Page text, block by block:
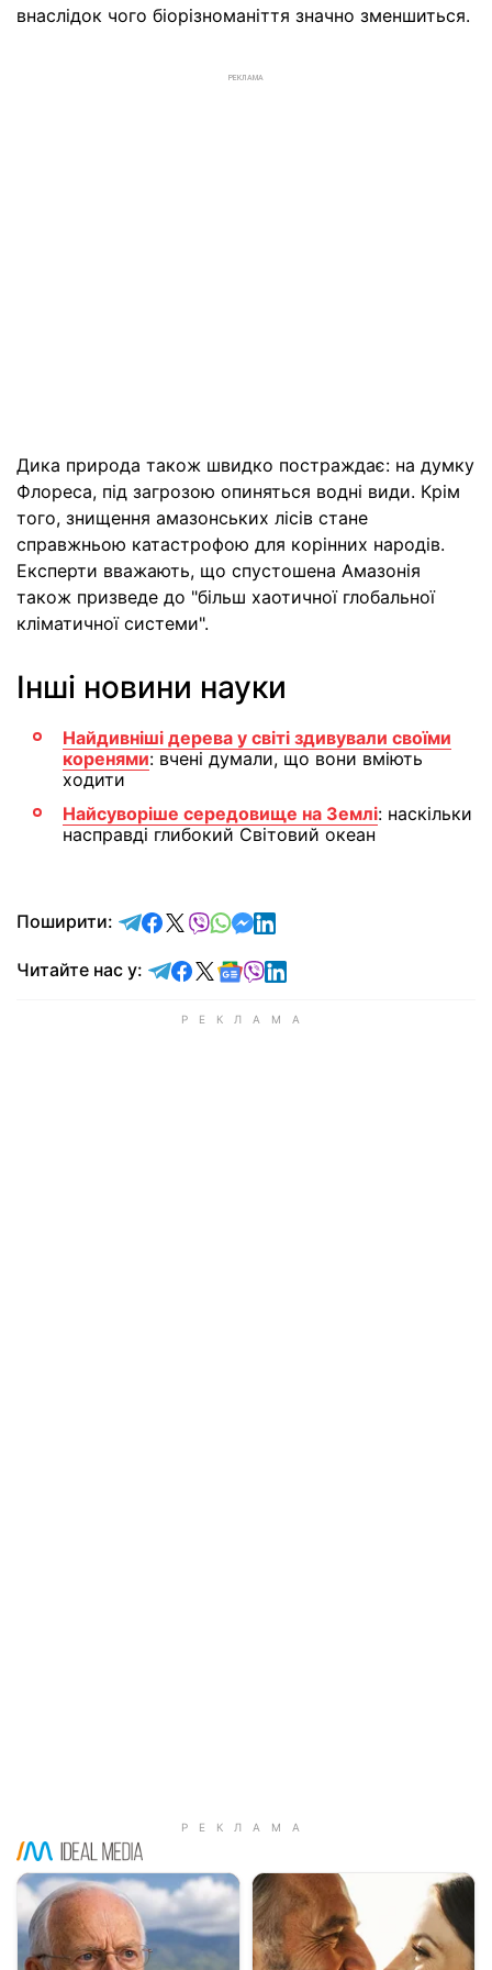
внаслідок чого біорізноманіття значно зменшиться.
РЕКЛАМА
Дика природа також швидко постраждає: на думку
Флореса, під загрозою опиняться водні види. Крім
того, знищення амазонських лісів стане
справжньою катастрофою для корінних народів.
Експерти вважають, що спустошена Амазонія
також призведе до "більш хаотичної глобальної
кліматичної системи".
Інші новини науки
Найдивніші дерева у світі здивували своїми
коренями: вчені думали, що вони вміють
ходити
Найсуворіше середовище на Землі: наскільки
насправді глибокий Світовий океан
Поширити: відправити у Telegram
поділитись у Facebook
поділитись у X
відправити у Viber
відправити у Whatsapp
відправити у Messenger
відправити у LinkedIn
Читайте нас у: Читайте у Telegram
Читайте у Facebook
Читайте у X
Читайте у Google news
Читайте у Viber
Читайте у LinkedIn